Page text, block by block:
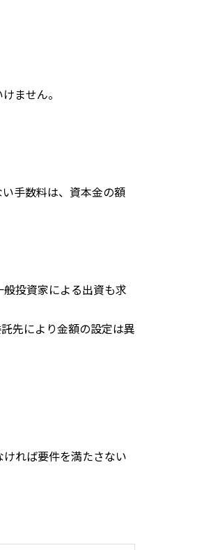
ません。
手数料は、資本金の額
投資家による出資も求
先により金額の設定は異
れば要件を満たさない